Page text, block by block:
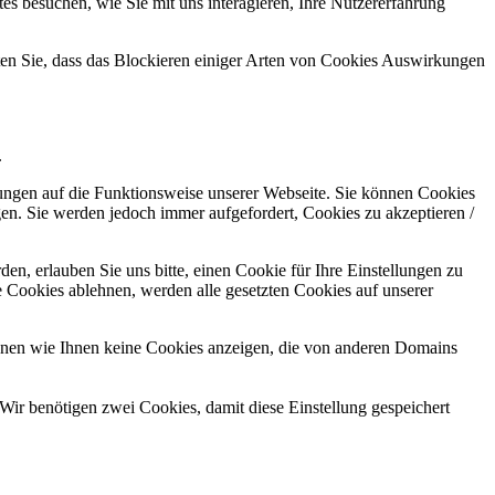
Sie, dass das Blockieren einiger Arten von Cookies Auswirkungen
auf die Funktionsweise unserer Webseite. Sie können Cookies
Sie werden jedoch immer aufgefordert, Cookies zu akzeptieren /
erlauben Sie uns bitte, einen Cookie für Ihre Einstellungen zu
ablehnen, werden alle gesetzten Cookies auf unserer
wie Ihnen keine Cookies anzeigen, die von anderen Domains
benötigen zwei Cookies, damit diese Einstellung gespeichert